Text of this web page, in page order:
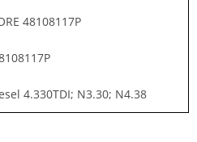
48108117P
4.330TDI; N3.30; N4.38